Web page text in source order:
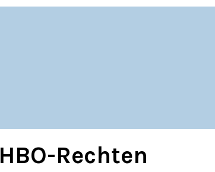
HBO-Rechten